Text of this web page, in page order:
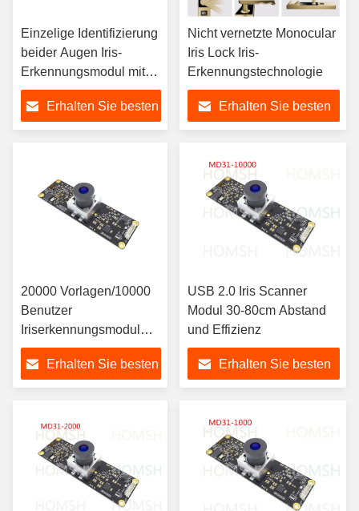
Einzelige Identifizierung
beider Augen Iris-
Erkennungsmodul mit
30-80cm Scan-Distanz
Erhalten Sie besten
Nicht vernetzte Monocular
Iris Lock Iris-
Erkennungstechnologie
Erhalten Sie besten
20000 Vorlagen/10000
Benutzer
Iriserkennungsmodul
Iriserkennungsmodul
Erhalten Sie besten
USB 2.0 Iris Scanner
Modul 30-80cm Abstand
und Effizienz
Erhalten Sie besten